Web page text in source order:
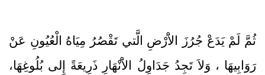
ثُمَّ لَمْ يَدَعْ جُرُزَ الاَْرْضِ الَّتي تَقْصُرُ مِيَاهُ الْعُيُونِ عَنْ
رَوَابِيهَا ، وَلاَ تَجِدُ جَدَاوِلُ الاَْنْهَارِ ذَرِيعَةً إِلى بُلُوغِهَا،